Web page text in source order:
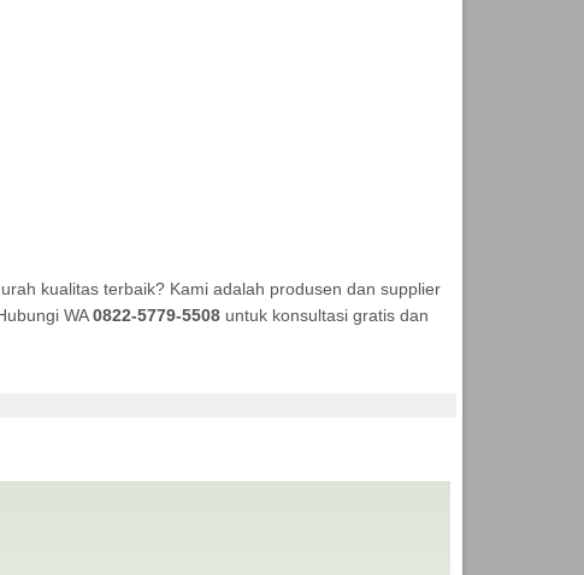
kualitas terbaik? Kami adalah produsen dan supplier
WA0822-5779-5508untuk konsultasi gratis dan